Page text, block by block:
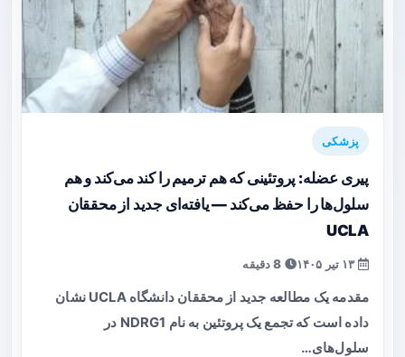
پزشکی
پیری عضله: پروتئینی که هم ترمیم را کند می‌کند و هم
سلول‌ها را حفظ می‌کند — یافته‌ای جدید از محققان
UCLA
مقدمه یک مطالعه جدید از محققان دانشگاه UCLA نشان
داده است که تجمع یک پروتئین به نام NDRG1 در
سلول‌های…